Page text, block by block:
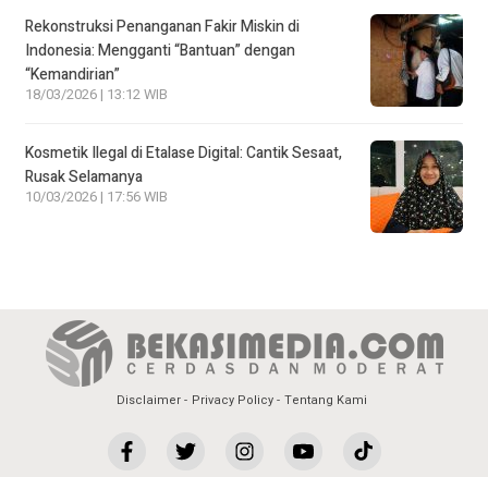
Rekonstruksi Penanganan Fakir Miskin di
Indonesia: Mengganti “Bantuan” dengan
“Kemandirian”
18/03/2026 | 13:12 WIB
Kosmetik Ilegal di Etalase Digital: Cantik Sesaat,
Rusak Selamanya
10/03/2026 | 17:56 WIB
Disclaimer Privacy Policy Tentang Kami